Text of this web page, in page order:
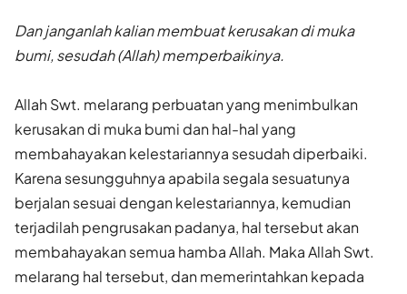
Dan janganlah kalian membuat kerusakan di muka
bumi, sesudah (Allah) memperbaikinya.
Allah Swt. melarang perbuatan yang menimbulkan
kerusakan di muka bumi dan hal-hal yang
membahayakan kelestariannya sesudah diper­baiki.
Karena sesungguhnya apabila segala sesuatunya
berjalan sesuai dengan kelestariannya, kemudian
terjadilah pengrusakan padanya, hal tersebut akan
membahayakan semua hamba Allah. Maka Allah Swt.
melarang hal tersebut, dan memerintahkan kepada